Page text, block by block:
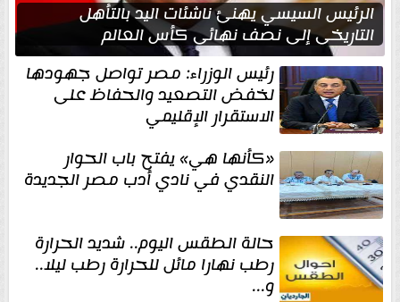
الرئيس السيسي يهنئ ناشئات اليد بالتأهل
التاريخي إلى نصف نهائي كأس العالم
رئيس الوزراء: مصر تواصل جهودها
لخفض التصعيد والحفاظ على
الاستقرار الإقليمي
«كأنها هي» يفتح باب الحوار
النقدي في نادي أدب مصر الجديدة
حالة الطقس اليوم.. شديد الحرارة
رطب نهارا مائل للحرارة رطب ليلا..
و...